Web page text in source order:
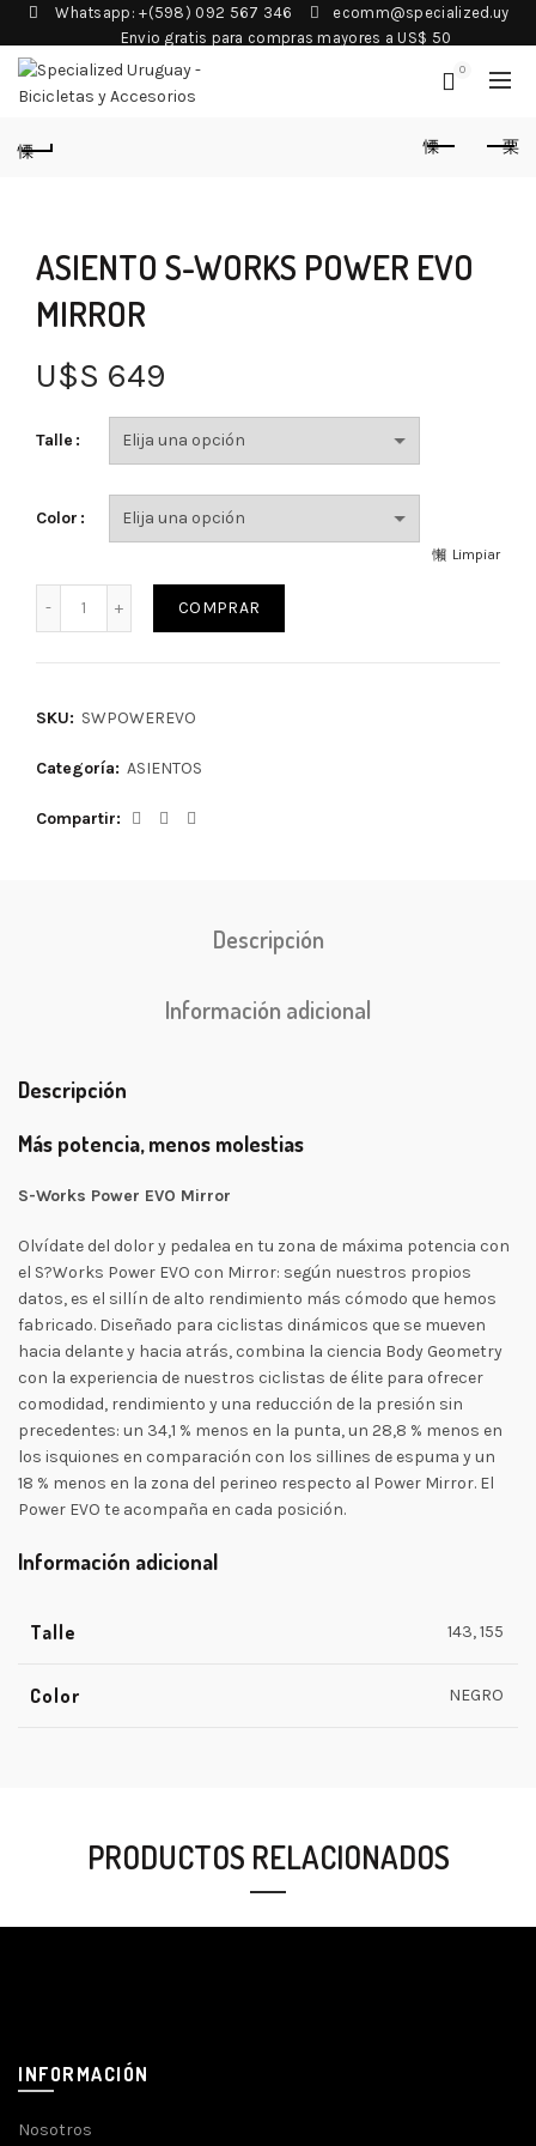
Whatsapp: +(598) 092 567 346
ecomm@specialized.uy
Envio gratis para compras mayores a US$ 50
0
ASIENTO S-WORKS POWER EVO
MIRROR
U$S 649
Talle
Color
Limpiar
COMPRAR
SKU: SWPOWEREVO
Categoría: ASIENTOS
Compartir
Descripción
Información adicional
Descripción
Más potencia, menos molestias
S-Works Power EVO Mirror
Olvídate del dolor y pedalea en tu zona de máxima potencia con
el S?Works Power EVO con Mirror: según nuestros propios
datos, es el sillín de alto rendimiento más cómodo que hemos
fabricado. Diseñado para ciclistas dinámicos que se mueven
hacia delante y hacia atrás, combina la ciencia Body Geometry
con la experiencia de nuestros ciclistas de élite para ofrecer
comodidad, rendimiento y una reducción de la presión sin
precedentes: un 34,1 % menos en la punta, un 28,8 % menos en
los isquiones en comparación con los sillines de espuma y un
18 % menos en la zona del perineo respecto al Power Mirror. El
Power EVO te acompaña en cada posición.
Información adicional
Talle 143, 155
Color NEGRO
PRODUCTOS RELACIONADOS
INFORMACIÓN
Nosotros